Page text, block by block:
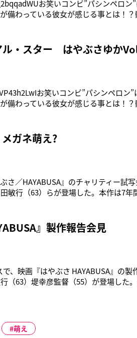
お笑いコンビ”パシンペロン
備わっている彼女が感じる事とは！
ル・スター はやぶさゆか
お笑いコンビ”パシンペロン
備わっている彼女が感じる事とは！
ガネ萌え?
さ／HAYABUSA』のチャリティー試
敏行（63）らが登場した。本作は7
姿を描いた作品である。竹内は「こ
』製作報告会見
、映画『はやぶさ HAYABUSA』の
（63）堤幸彦監督（55）が登場した
業ジャンパー、ジーンズのオタクな
萌え